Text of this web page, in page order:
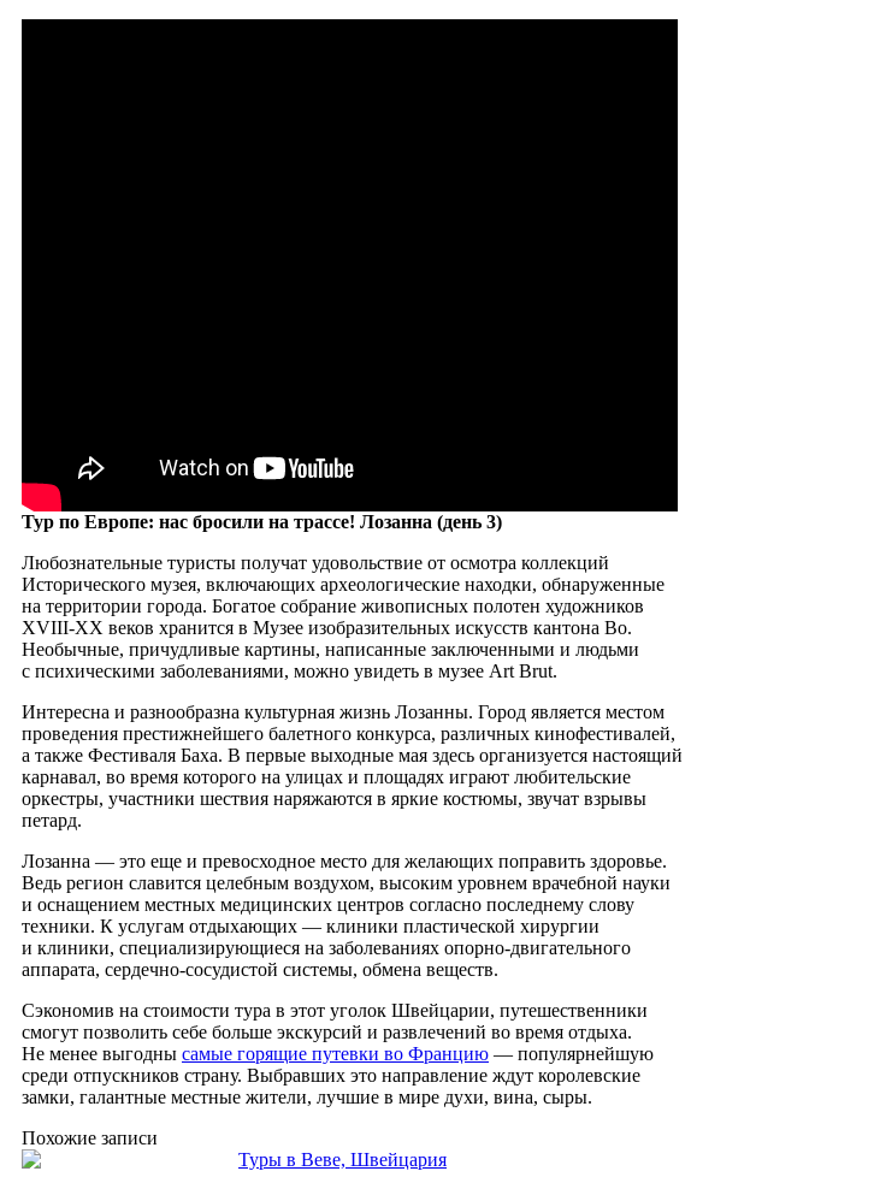
Тур по Европе: нас бросили на трассе! Лозанна (день 3)
Любознательные туристы получат удовольствие от осмотра коллекций
Исторического музея, включающих археологические находки, обнаруженные
на территории города. Богатое собрание живописных полотен художников
ХVIII-ХХ веков хранится в Музее изобразительных искусств кантона Во.
Необычные, причудливые картины, написанные заключенными и людьми
с психическими заболеваниями, можно увидеть в музее Art Brut.
Интересна и разнообразна культурная жизнь Лозанны. Город является местом
проведения престижнейшего балетного конкурса, различных кинофестивалей,
а также Фестиваля Баха. В первые выходные мая здесь организуется настоящий
карнавал, во время которого на улицах и площадях играют любительские
оркестры, участники шествия наряжаются в яркие костюмы, звучат взрывы
петард.
Лозанна — это еще и превосходное место для желающих поправить здоровье.
Ведь регион славится целебным воздухом, высоким уровнем врачебной науки
и оснащением местных медицинских центров согласно последнему слову
техники. К услугам отдыхающих — клиники пластической хирургии
и клиники, специализирующиеся на заболеваниях опорно-двигательного
аппарата, сердечно-сосудистой системы, обмена веществ.
Сэкономив на стоимости тура в этот уголок Швейцарии, путешественники
смогут позволить себе больше экскурсий и развлечений во время отдыха.
Не менее выгодны самые горящие путевки во Францию — популярнейшую
среди отпускников страну. Выбравших это направление ждут королевские
замки, галантные местные жители, лучшие в мире духи, вина, сыры.
Похожие записи
Туры в Веве, Швейцария